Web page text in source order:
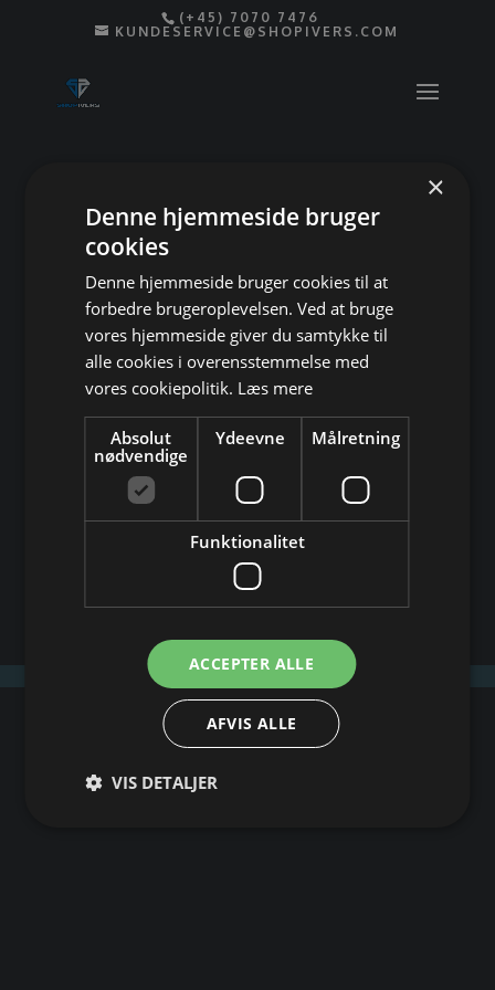
(+45) 7070 7476
KUNDESERVICE@SHOPIVERS.COM
Tak for din besked,
vi vender tilbage
hurtigst muligt
×
Denne hjemmeside bruger
cookies
Denne hjemmeside bruger cookies til at
forbedre brugeroplevelsen. Ved at bruge
vores hjemmeside giver du samtykke til
alle cookies i overensstemmelse med
vores cookiepolitik. Læs mere
Absolut
nødvendige
Ydeevne Målretning
Funktionalitet
ACCEPTER ALLE
AFVIS ALLE
VIS DETALJER